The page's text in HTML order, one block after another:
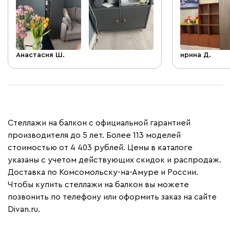
Анастасия Ш. ирина Д.
Стеллажи на балкон с официальной гарантией
производителя до 5 лет. Более 113 моделей
стоимостью от 4 403 рублей. Цены в каталоге
указаны с учетом действующих скидок и распродаж.
Доставка по Комсомольску-на-Амуре и России.
Чтобы купить стеллажи на балкон вы можете
позвонить по телефону или оформить заказ на сайте
Divan.ru.